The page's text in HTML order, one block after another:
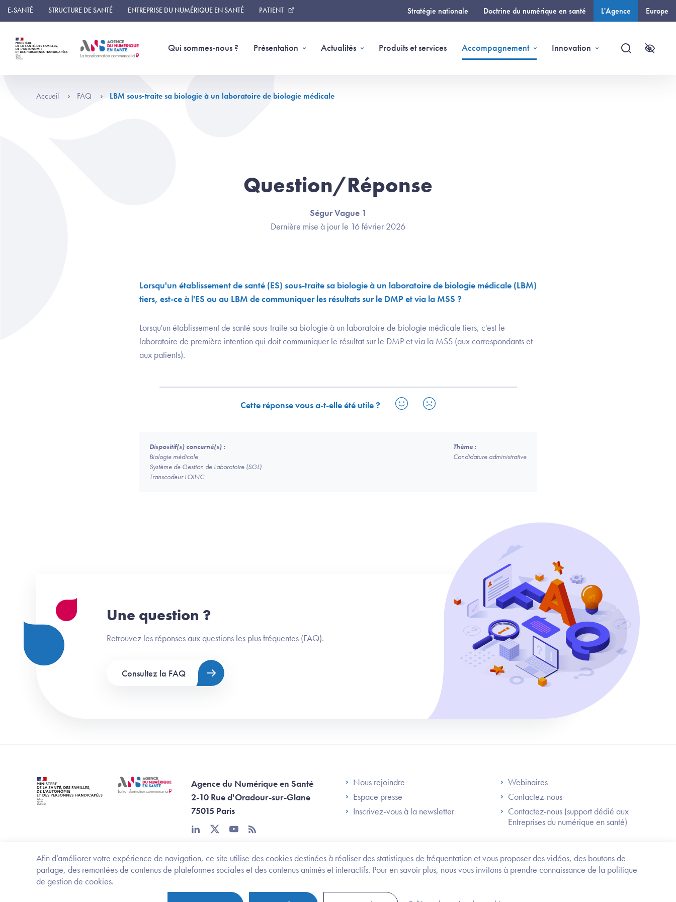
Panneau de gestion des cookies
Afin d’améliorer votre expérience de navigation, ce site utilise des cookies destinées à réaliser des statistiques de fréquentation et vous proposer des vidéos, des boutons de
partage, des remontées de contenus de plateformes sociales et des contenus animés et interactifs. Pour en savoir plus, nous vous invitons à prendre connaissance de la politique
de gestion de cookies.
E-SANTÉ STRUCTURE DE SANTÉ ENTREPRISE DU NUMÉRIQUE EN SANTÉ PATIENT Stratégie nationale Doctrine du numérique en santé L'Agence Europe
Qui sommes-nous ? Présentation Actualités Produits et services Accompagnement Innovation
Recherche
Trouvez
Accueil FAQ LBM sous-traite sa biologie à un laboratoire de biologie médicale
Question/Réponse
Ségur Vague 1
Dernière mise à jour le 16 février 2026
Lorsqu'un établissement de santé (ES) sous-traite sa biologie à un laboratoire de biologie médicale (LBM)
tiers, est-ce à l'ES ou au LBM de communiquer les résultats sur le DMP et via la MSS ?
Lorsqu'un établissement de santé sous-traite sa biologie à un laboratoire de biologie médicale tiers, c'est le
laboratoire de première intention qui doit communiquer le résultat sur le DMP et via la MSS (aux correspondants et
aux patients).
Cette réponse vous a-t-elle été utile ?
Dispositif(s) concerné(s) :
Biologie médicale
Système de Gestion de Laboratoire (SGL)
Transcodeur LOINC
Thème :
Candidature administrative
Une question ?
Retrouvez les réponses aux questions les plus fréquentes (FAQ).
Consultez la FAQ
Agence du Numérique en Santé
2-10 Rue d'Oradour-sur-Glane
75015 Paris
linkedintwitteryoutube
rss
Footer Left ANS
Nous rejoindre
Espace presse
Inscrivez-vous à la newsletter
Footer Right ANS
Webinaires
Contactez-nous
Contactez-nous (support dédié aux
Entreprises du numérique en santé)
Footer Bottom ANS
Ministère de la santé, des familles, de l'autonomie et des personnes handicapées Legifrance.gouv.fr